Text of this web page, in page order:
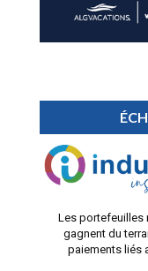
Les portefeuilles
gagnent du
paiements liés